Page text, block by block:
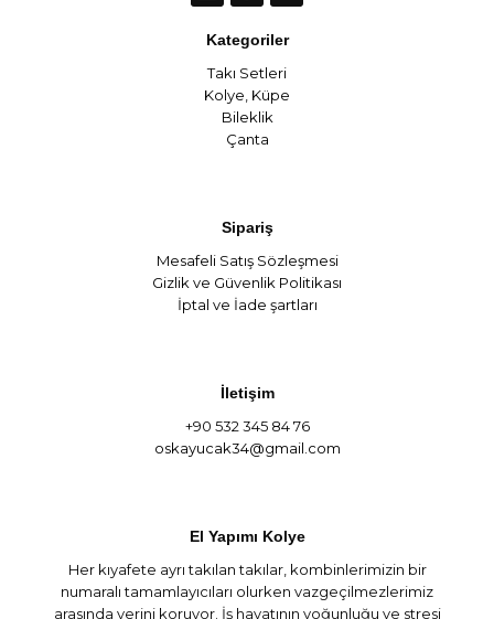
Kategoriler
Takı Setleri
Kolye Küpe
Bileklik
Çanta
Sipariş
Mesafeli Satış Sözleşmesi
Gizlik ve Güvenlik Politikası
İptal ve İade şartları
İletişim
+90 532 345 84 76
oskayucak34@gmail.com
El Yapımı Kolye
Her kıyafete ayrı takılan takılar, kombinlerimizin bir
numaralı tamamlayıcıları olurken vazgeçilmezlerimiz
arasında yerini koruyor. İş hayatının yoğunluğu ve stresi